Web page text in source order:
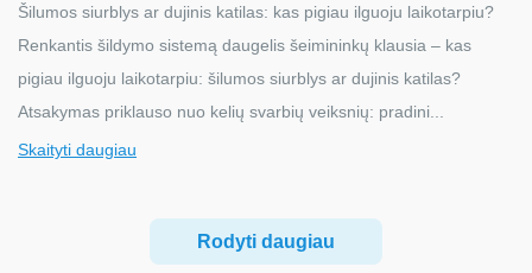
Šilumos siurblys ar dujinis katilas: kas pigiau ilguoju laikotarpiu?
Renkantis šildymo sistemą daugelis šeimininkų klausia – kas
pigiau ilguoju laikotarpiu: šilumos siurblys ar dujinis katilas?
Atsakymas priklauso nuo kelių svarbių veiksnių: pradini...
Skaityti daugiau
Rodyti daugiau